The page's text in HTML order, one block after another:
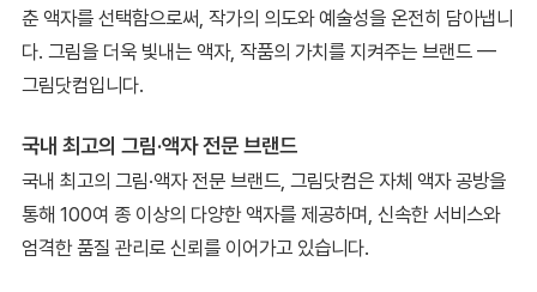
춘 액자를 선택함으로써, 작가의 의도와 예술성을 온전히 담아냅니
다. 그림을 더욱 빛내는 액자, 작품의 가치를 지켜주는 브랜드 —
그림닷컴입니다.
국내 최고의 그림·액자 전문 브랜드
국내 최고의 그림·액자 전문 브랜드, 그림닷컴은 자체 액자 공방을
통해 100여 종 이상의 다양한 액자를 제공하며, 신속한 서비스와
엄격한 품질 관리로 신뢰를 이어가고 있습니다.